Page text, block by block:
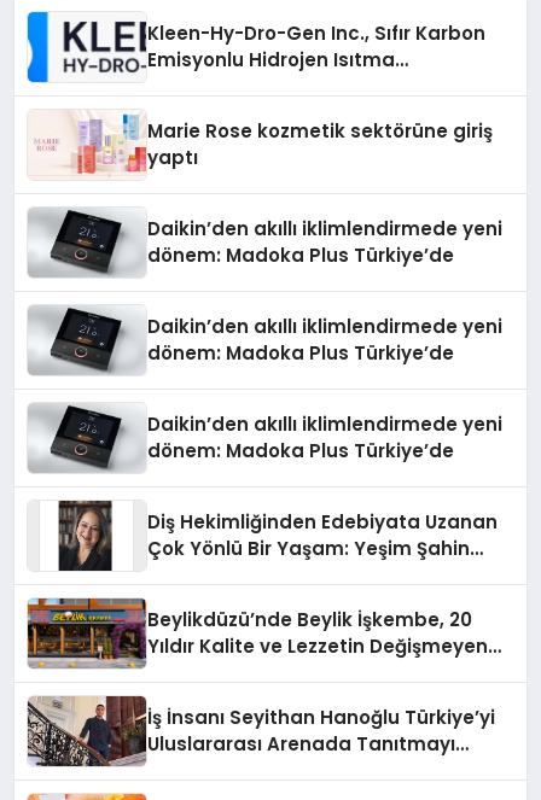
Kleen-Hy-Dro-Gen Inc., Sıfır Karbon
Emisyonlu Hidrojen Isıtma
Marie Rose kozmetik sektörüne giriş
yaptı
Daikin’den akıllı iklimlendirmede yeni
dönem: Madoka Plus Türkiye’de
Daikin’den akıllı iklimlendirmede yeni
dönem: Madoka Plus Türkiye’de
Daikin’den akıllı iklimlendirmede yeni
dönem: Madoka Plus Türkiye’de
Diş Hekimliğinden Edebiyata Uzanan
Çok Yönlü Bir Yaşam: Yeşim Şahin
Beylikdüzü’nde Beylik İşkembe, 20
Yıldır Kalite ve Lezzetin Değişmeyen
İş İnsanı Seyithan Hanoğlu Türkiye’yi
Uluslararası Arenada Tanıtmayı